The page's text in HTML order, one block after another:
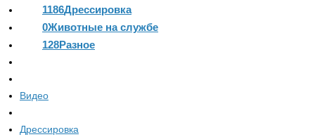
1186Дрессировка
0Животные на службе
128Разное
Видео
Дрессировка